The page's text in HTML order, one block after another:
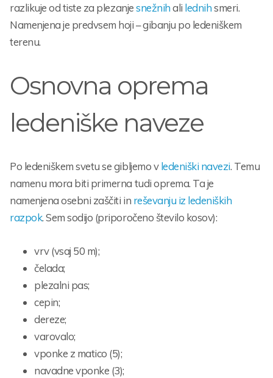
razlikuje od tiste za plezanjesnežnihali lednihsmeri.
Namenjena je predvsem hoji – gibanju po ledeniškem
terenu.
Osnovna oprema
ledeniške naveze
Po ledeniškem svetu se gibljemo vledeniški navezi. Temu
namenu mora biti primerna tudi oprema. Ta je
namenjena osebni zaščiti in reševanju iz ledeniških
razpok. Sem sodijo (priporočeno število kosov):
vrv (vsaj 50 m);
čelada;
plezalni pas;
cepin;
dereze;
varovalo;
vponke z matico (5);
navadne vponke (3);